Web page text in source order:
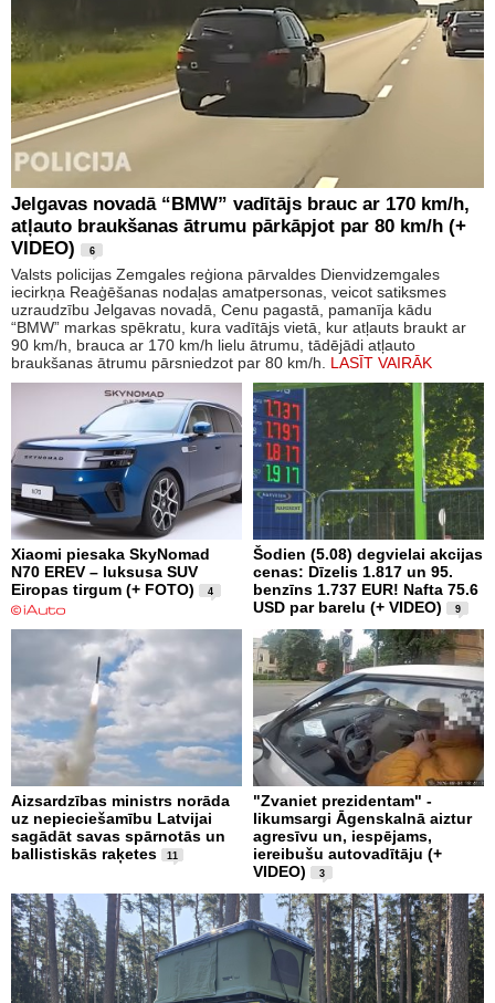
Jelgavas novadā “BMW” vadītājs brauc ar 170 km/h,
atļauto braukšanas ātrumu pārkāpjot par 80 km/h (+
VIDEO)
6
Valsts policijas Zemgales reģiona pārvaldes Dienvidzemgales
iecirkņa Reaģēšanas nodaļas amatpersonas, veicot satiksmes
uzraudzību Jelgavas novadā, Cenu pagastā, pamanīja kādu
“BMW” markas spēkratu, kura vadītājs vietā, kur atļauts braukt ar
90 km/h, brauca ar 170 km/h lielu ātrumu, tādējādi atļauto
braukšanas ātrumu pārsniedzot par 80 km/h. LASĪT VAIRĀK
Xiaomi piesaka SkyNomad
N70 EREV – luksusa SUV
Eiropas tirgum (+ FOTO)
4
Šodien (5.08) degvielai akcijas
cenas: Dīzelis 1.817 un 95.
benzīns 1.737 EUR! Nafta 75.6
USD par barelu (+ VIDEO)
9
Aizsardzības ministrs norāda
uz nepieciešamību Latvijai
sagādāt savas spārnotās un
ballistiskās raķetes
11
"Zvaniet prezidentam" -
likumsargi Āgenskalnā aiztur
agresīvu un, iespējams,
iereibušu autovadītāju (+
VIDEO)
3